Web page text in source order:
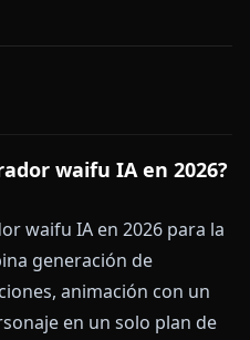
waifu IA en 2026?
waifu IA en 2026 para la
generación de
animación con un
en un solo plan de